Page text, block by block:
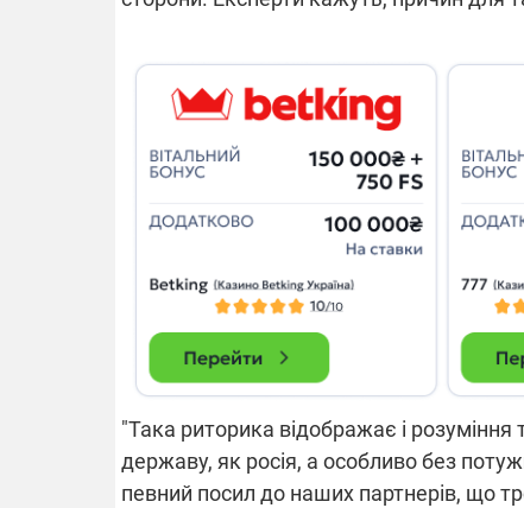
"Така риторика відображає і
державу, як росія, а особливо без
певний посил до наших партнерів, що